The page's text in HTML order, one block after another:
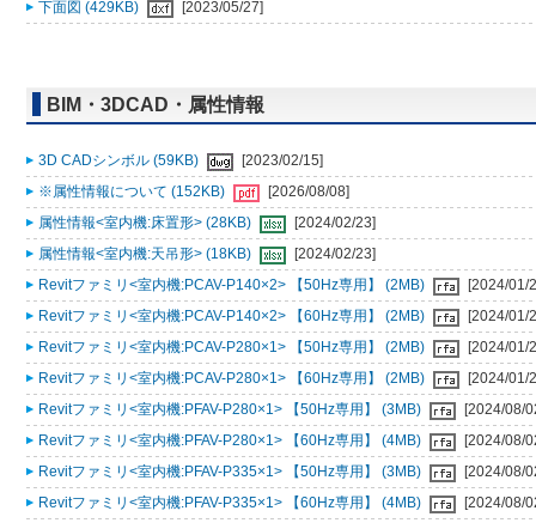
下面図 (429KB)
[2023/05/27]
BIM・3DCAD・属性情報
3D CADシンボル (59KB)
[2023/02/15]
※属性情報について (152KB)
[2026/08/08]
属性情報<室内機:床置形> (28KB)
[2024/02/23]
属性情報<室内機:天吊形> (18KB)
[2024/02/23]
Revitファミリ<室内機:PCAV-P140×2> 【50Hz専用】 (2MB)
[2024/01/
Revitファミリ<室内機:PCAV-P140×2> 【60Hz専用】 (2MB)
[2024/01/
Revitファミリ<室内機:PCAV-P280×1> 【50Hz専用】 (2MB)
[2024/01/
Revitファミリ<室内機:PCAV-P280×1> 【60Hz専用】 (2MB)
[2024/01/
Revitファミリ<室内機:PFAV-P280×1> 【50Hz専用】 (3MB)
[2024/08/
Revitファミリ<室内機:PFAV-P280×1> 【60Hz専用】 (4MB)
[2024/08/
Revitファミリ<室内機:PFAV-P335×1> 【50Hz専用】 (3MB)
[2024/08/
Revitファミリ<室内機:PFAV-P335×1> 【60Hz専用】 (4MB)
[2024/08/